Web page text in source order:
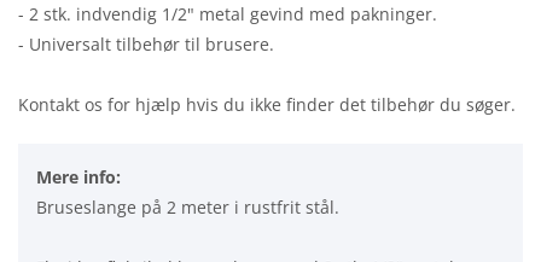
- 2 stk. indvendig 1/2" metal gevind med pakninger.
- Universalt tilbehør til brusere.
Kontakt os for hjælp hvis du ikke finder det tilbehør du søger.
Mere info:
Bruseslange på 2 meter i rustfrit stål.